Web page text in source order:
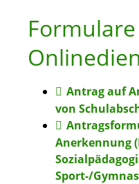
Antrag auf
von
Anerkennung
Sport-/